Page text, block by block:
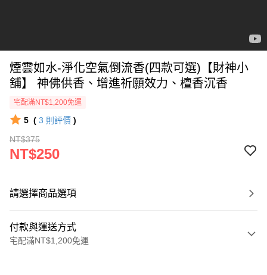
煙雲如水-淨化空氣倒流香(四款可選)【財神小
舖】 神佛供香、增進祈願效力、檀香沉香
宅配滿NT$1,200免運
5 ( 3 則評價 )
NT$375
NT$250
請選擇商品選項
付款與運送方式
宅配滿NT$1,200免運